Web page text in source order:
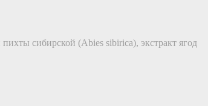
сибирской (Abies sibirica), экстракт ягод